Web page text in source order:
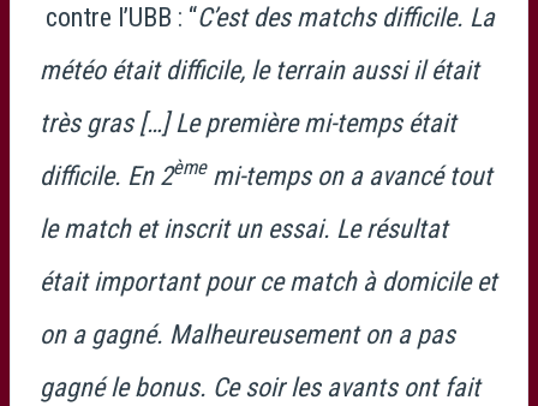
contre l’UBB : “C’est des matchs difficile. La
météo était difficile, le terrain aussi il était
très gras […] Le première mi-temps était
difficile. En 2èmemi-temps on a avancé tout
le match et inscrit un essai. Le résultat
était important pour ce match à domicile et
on a gagné. Malheureusement on a pas
gagné le bonus. Ce soir les avants ont fait